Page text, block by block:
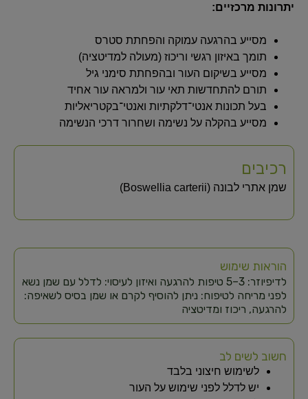
יתרונות מרכזיים:
מסייע בהרגעה עמוקה והפחתת סטרס
תומך באיזון רגשי וריכוז (מעולה למדיטציה)
מסייע בשיקום העור ובהפחתת סימני גיל
תורם להתחדשות תאי עור ולמראה עור אחיד
בעל תכונות אנטי־דלקתיות ואנטי־בקטריאליות
מסייע בהקלה על נשימה ושחרור דרכי הנשימה
רכיבים
שמן אתרי לבונה (Boswellia carterii)
הוראות שימוש
לדיפיוזר: 3–5 טיפות להרגעה ואיזון לעיסוי: לדלל עם שמן נשא
לפני מריחה לטיפוח: ניתן להוסיף לקרם או שמן בסיס לשאיפה:
להרגעה, ריכוז ומדיטציה
חשוב לשים לב
לשימוש חיצוני בלבד
יש לדלל לפני שימוש על העור